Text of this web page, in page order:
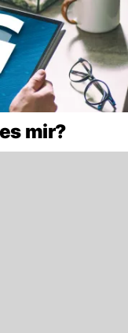
mir?